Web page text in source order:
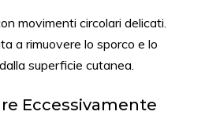
movimenti circolari delicati.
a rimuovere lo sporco e lo
superficie cutanea.
Eccessivamente